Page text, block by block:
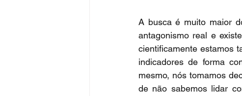
A busca é muito maior
antagonismo real e
cientificamente estamos
indicadores de forma
mesmo, nós tomamos
de não sabemos lidar